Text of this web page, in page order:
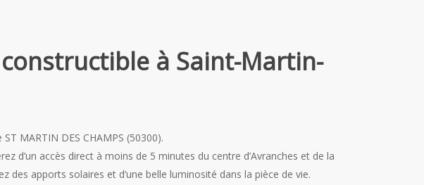
à Saint-Martin-
MARTIN DES CHAMPS (50300).
d’un accès direct à moins de 5 minutes du centre d’Avranches et de la
des apports solaires et d’une belle luminosité dans la pièce de vie.